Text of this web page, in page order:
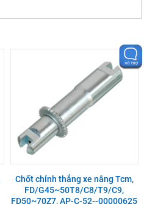
Chốt chỉnh thắng xe nâng Tcm,
FD/G45~50T8/C8/T9/C9,
FD50~70Z7, AP-C-52--00000625